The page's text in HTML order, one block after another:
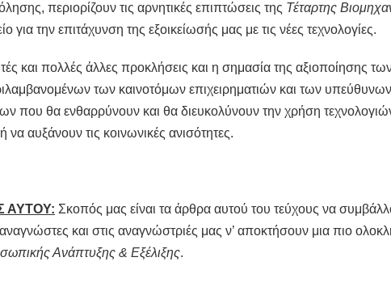
περιορίζουν τις αρνητικές επιπτώσεις της Τέταρτης
για την επιτάχυνση της εξοικείωσής μας με τις νέες τεχνολογίες.
και πολλές άλλες προκλήσεις και η σημασία της αξιοποίησης
των καινοτόμων επιχειρηματιών και των
που θα ενθαρρύνουν και θα διευκολύνουν την χρήση
αυξάνουν τις κοινωνικές ανισότητες.
ΑΥΤΟΥ: Σκοπός μας είναι τα άρθρα αυτού του τεύχους να
και στις αναγνώστριές μας ν’ αποκτήσουν μια πιο
Ανάπτυξης & Εξέλιξης.